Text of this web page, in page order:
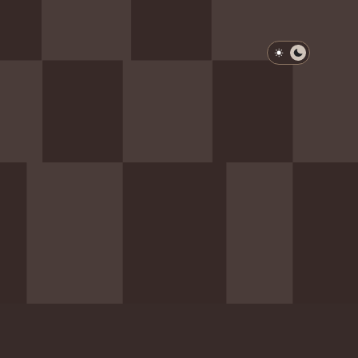
淺色模式
深色模式